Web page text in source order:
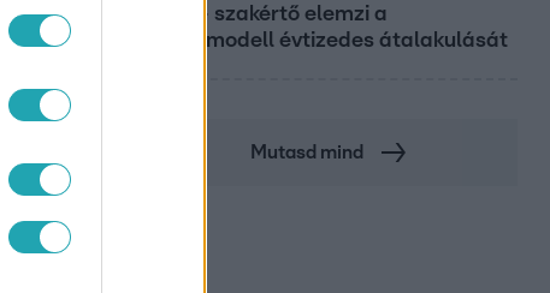
Klum – szakértő elemzi a
szupermodell évtizedes átalakulását
Mutasd mind